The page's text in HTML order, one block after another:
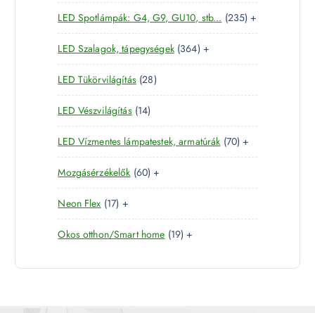
é
k
m
é
k
t
e
r
m
é
k
6
t
e
r
m
é
k
LED Spotlámpák: G4, G9, GU10, stb... 2352
3
t
r
é
k
+
LED Szalagok, tápegységek 3643
6
t
r
m
é
+
LED Tükörvilágítás 282
8
e
r
m
é
k
LED Vészvilágítás 141
4
t
e
r
m
k
LED Vízmentes lámpatestek, armatúrák 707
0
e
m
+
Mozgásérzékelők 606
0
e
r
é
+
Neon Flex 171
7
t
r
+
Okos otthon/Smart home 191
t
+